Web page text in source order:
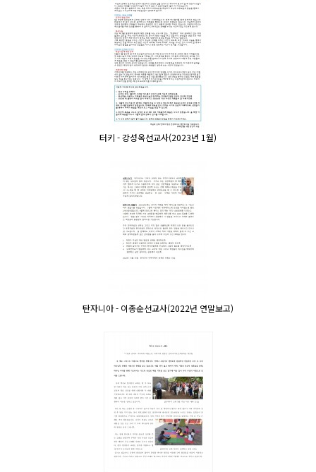
터키 - 강성옥선교사(2023년 1월)
탄자니아 - 이종순선교사(2022년 연말보고)